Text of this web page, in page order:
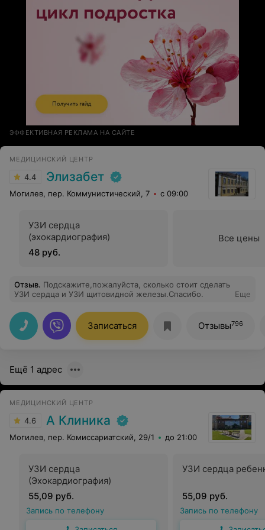
ЭФФЕКТИВНАЯ РЕКЛАМА НА САЙТЕ
МЕДИЦИНСКИЙ ЦЕНТР
4.4 Элизабет
Могилев, пер. Коммунистический, 7 с 09:00
УЗИ сердца
(эхокардиография)
48 руб.
Все цены
Отзыв. Подскажите,пожалуйста, сколько стоит сделать
УЗИ сердца и УЗИ щитовидной железы.Спасибо.
Еще
Записаться Отзывы796
Ещё 1 адрес
МЕДИЦИНСКИЙ ЦЕНТР
4.6 А Клиника
Могилев, пер. Комиссариатский, 29/1 до 21:00
УЗИ сердца
(Эхокардиография)
55,09 руб.
Запись по телефону
УЗИ сердца
55,09 руб.
Запись по телефону